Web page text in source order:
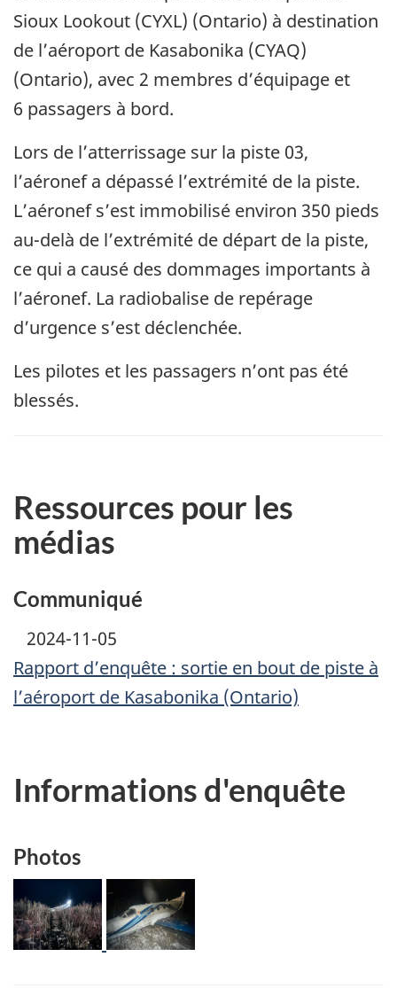
Sioux Lookout (CYXL) (Ontario) à destination
de l’aéroport de Kasabonika (CYAQ)
(Ontario), avec 2 membres d’équipage et
6 passagers à bord.
Lors de l’atterrissage sur la piste 03,
l’aéronef a dépassé l’extrémité de la piste.
L’aéronef s’est immobilisé environ 350 pieds
au-delà de l’extrémité de départ de la piste,
ce qui a causé des dommages importants à
l’aéronef. La radiobalise de repérage
d’urgence s’est déclenchée.
Les pilotes et les passagers n’ont pas été
blessés.
Ressources pour les
médias
Communiqué
2024-11-05
Rapport d’enquête : sortie en bout de piste à
l’aéroport de Kasabonika (Ontario)
Informations d'enquête
Photos
Image Image